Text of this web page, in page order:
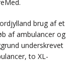
brug af et
af ambulancer og
underskrevet
to XL-